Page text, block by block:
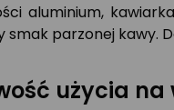
aluminium,
smak parzonej
użycia